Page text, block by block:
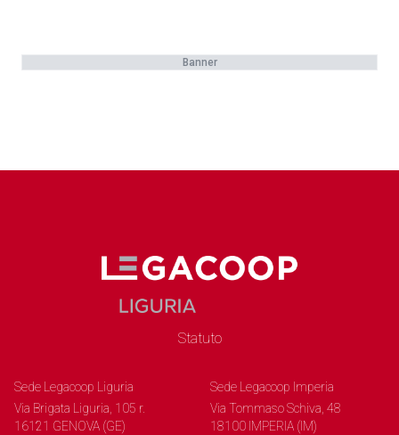
Banner
Statuto
Sede Legacoop Liguria
Via Brigata Liguria, 105 r.
16121 GENOVA (GE)
Sede Legacoop Imperia
Via Tommaso Schiva, 48
18100 IMPERIA (IM)